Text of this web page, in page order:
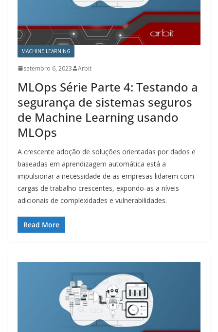
MACHINE LEARNING
setembro 6, 2023 Arbit
MLOps Série Parte 4: Testando a
segurança de sistemas seguros
de Machine Learning usando
MLOps
A crescente adoção de soluções orientadas por dados e
baseadas em aprendizagem automática está a
impulsionar a necessidade de as empresas lidarem com
cargas de trabalho crescentes, expondo-as a níveis
adicionais de complexidades e vulnerabilidades.
Read More